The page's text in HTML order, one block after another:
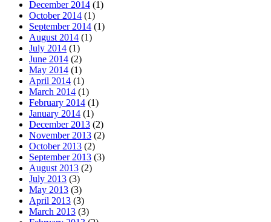
December 2014 (1)
October 2014 (1)
September 2014 (1)
August 2014 (1)
July 2014 (1)
June 2014 (2)
May 2014 (1)
April 2014 (1)
March 2014 (1)
February 2014 (1)
January 2014 (1)
December 2013 (2)
November 2013 (2)
October 2013 (2)
September 2013 (3)
August 2013 (2)
July 2013 (3)
May 2013 (3)
April 2013 (3)
March 2013 (3)